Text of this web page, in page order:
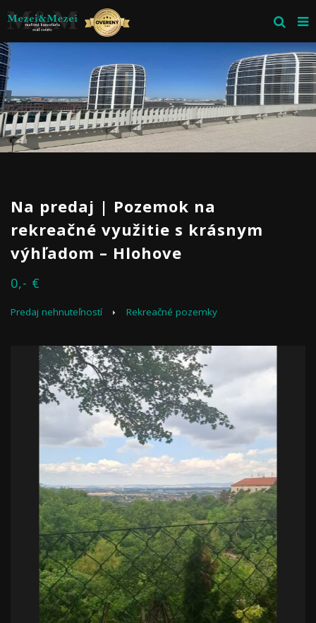
Na predaj | Pozemok na
rekreačné využitie s krásnym
výhľadom – Hlohove
0,- €
Predaj nehnuteľností Rekreačné pozemky